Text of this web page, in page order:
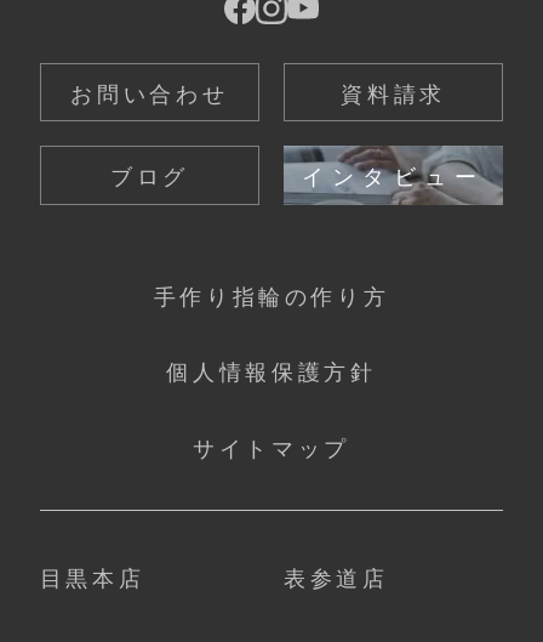
お問い合わせ 資料請求
ブログ インタビュー
手作り指輪の作り方
個人情報保護方針
サイトマップ
目黒本店 表参道店